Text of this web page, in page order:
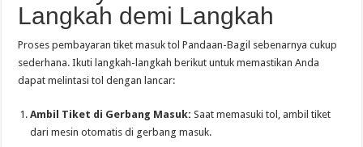
Langkah demi Langkah
Proses pembayaran tiket masuk tol Pandaan-Bagil sebenarnya cukup
sederhana. Ikuti langkah-langkah berikut untuk memastikan Anda
dapat melintasi tol dengan lancar:
Ambil Tiket di Gerbang Masuk: Saat memasuki tol, ambil tiket
dari mesin otomatis di gerbang masuk.